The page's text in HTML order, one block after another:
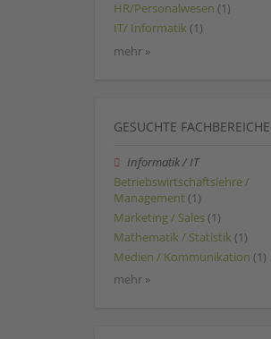
HR/Personalwesen (1)
IT/ Informatik (1)
mehr »
GESUCHTE FACHBEREICHE
Informatik / IT
Betriebswirtschaftslehre /
Management (1)
Marketing / Sales (1)
Mathematik / Statistik (1)
Medien / Kommunikation (1)
mehr »